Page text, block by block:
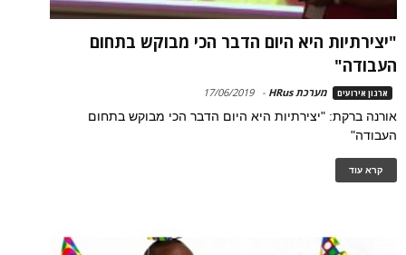
"יצירתיות היא היום הדבר הכי מבוקש בתחום
העבודה"
ארגון אירועים מערכת HRus -
17/06/2019
אורנה ברקת: "יצירתיות היא היום הדבר הכי מבוקש בתחום
העבודה"
קרא עוד